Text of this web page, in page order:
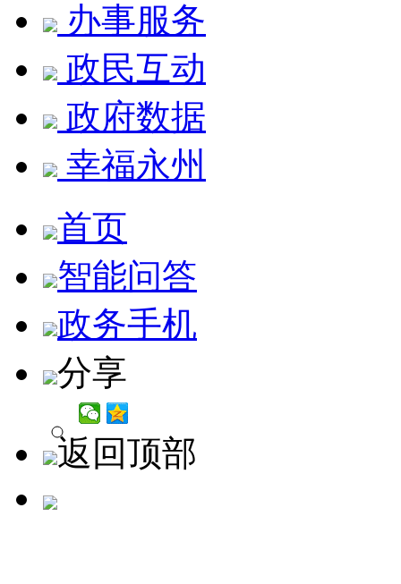
办事服务
政民互动
政府数据
幸福永州
首页
智能问答
政务手机
分享
返回顶部